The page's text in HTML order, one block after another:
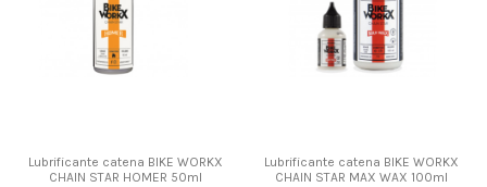
Lubrificante catena BIKE WORKX
CHAIN STAR HOMER 50ml
Lubrificante catena BIKE WORKX
CHAIN STAR MAX WAX 100ml